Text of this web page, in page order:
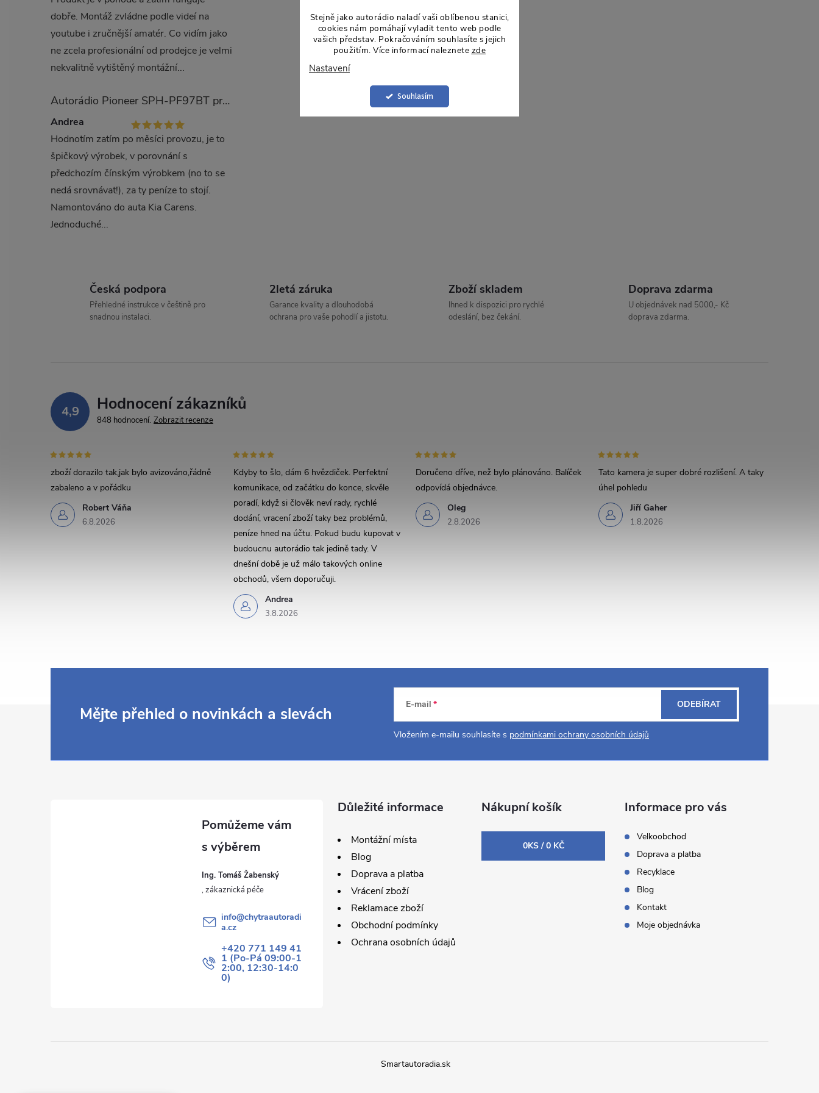
Stejně jako autorádio naladí vaši oblíbenou stanici,
cookies nám pomáhají vyladit tento web podle
vašich představ. Pokračováním souhlasíte s jejich
použitím. Více informací naleznete zde
Nastavení
Souhlasím
dobře. Montáž zvládne podle videí na
youtube i zručnější amatér. Co vidím jako
ne zcela profesionální od prodejce je velmi
nekvalitně vytištěný montážní...
Autorádio Pioneer SPH-PF97BT pro Kia Carens
Andrea
Hodnotím zatím po měsíci provozu, je to
špičkový výrobek, v porovnání s
předchozím čínským výrobkem (no to se
nedá srovnávat!), za ty peníze to stojí.
Namontováno do auta Kia Carens.
Jednoduché...
Česká podpora
Přehledné instrukce v češtině pro
snadnou instalaci.
2letá záruka
Garance kvality a dlouhodobá
ochrana pro vaše pohodlí a jistotu.
Zboží skladem
Ihned k dispozici pro rychlé
odeslání, bez čekání.
Doprava zdarma
U objednávek nad 5000,- Kč
doprava zdarma.
4,9 Hodnocení zákazníků
848 hodnocení Zobrazit recenze
Robert Váňa
6.8.2026
zboží dorazilo tak,jak bylo avizováno,řádně
zabaleno a v pořádku
Andrea
3.8.2026
Kdyby to šlo, dám 6 hvězdiček. Perfektní
komunikace, od začátku do konce, skvěle
poradí, když si člověk neví rady, rychlé
dodání, vracení zboží taky bez problémů,
peníze hned na účtu. Pokud budu kupovat v
budoucnu autorádio tak jedině tady. V
dnešní době je už málo takových online
obchodů, všem doporučuji.
Oleg
2.8.2026
Doručeno dříve, než bylo plánováno. Balíček
odpovídá objednávce.
Jiří Gaher
1.8.2026
Tato kamera je super dobré rozlišení. A taky
úhel pohledu
Mějte přehled o novinkách a slevách E-mail
Vložením e-mailu souhlasíte s podmínkami ochrany osobních údajů
ODEBÍRAT
Ing. Tomáš Žabenský
info@chytraautoradi
a.cz
+420 771 149 41
1 (Po-Pá 09:00-1
2:00, 12:30-14:0
0)
Důležité informace
Montážní místa
Blog
Doprava a platba
Vrácení zboží
Reklamace zboží
Obchodní podmínky
Ochrana osobních údajů
Nákupní košík
0KS /0 KČ
Informace pro vás
Velkoobchod
Doprava a platba
Recyklace
Blog
Kontakt
Moje objednávka
Smartautoradia.sk